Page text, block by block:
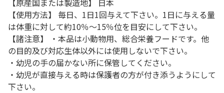
【原産国または製造地】 日本
【使用方法】 毎日、1日1回与えて下さい。1日に与える量
は体重に対して約10％～15％位を目安にして下さい。
【諸注意】 ・本品は小動物用、総合栄養フードです。他
の目的及び対応生体以外には使用しないで下さい。
・幼児の手の届かない所に保管してください。
・幼児が直接与える時は保護者の方が付き添うようにして
下さい。